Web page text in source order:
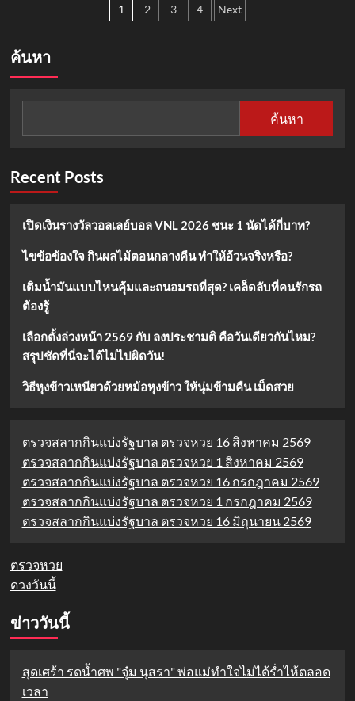
วิธี
ที่
ถูก
นี่
Posts
1 2 3 4 Next
ค้นหา
ค้นหา
Recent Posts
เปิดเงินรางวัลวอลเลย์บอล VNL 2026 ชนะ 1 นัดได้กี่บาท?
ไขข้อข้องใจ กินผลไม้ตอนกลางคืน ทำให้อ้วนจริงหรือ?
เติมน้ำมันแบบไหนคุ้มและถนอมรถที่สุด? เคล็ดลับที่คนรักรถ
ต้องรู้
เลือกตั้งล่วงหน้า 2569 กับ ลงประชามติ คือวันเดียวกันไหม?
สรุปชัดที่นี่จะได้ไม่ไปผิดวัน!
วิธีหุงข้าวเหนียวด้วยหม้อหุงข้าว ให้นุ่มข้ามคืน เม็ดสวย
ตรวจสลากกินแบ่งรัฐบาล ตรวจหวย 16 สิงหาคม 2569
ตรวจสลากกินแบ่งรัฐบาล ตรวจหวย 1 สิงหาคม 2569
ตรวจสลากกินแบ่งรัฐบาล ตรวจหวย 16 กรกฎาคม 2569
ตรวจสลากกินแบ่งรัฐบาล ตรวจหวย 1 กรกฎาคม 2569
ตรวจสลากกินแบ่งรัฐบาล ตรวจหวย 16 มิถุนายน 2569
ตรวจหวย
ดวงวันนี้
ข่าววันนี้
สุดเศร้า รดน้ำศพ "จุ๋ม นุสรา" พ่อแม่ทำใจไม่ได้ร่ำไห้ตลอด
เวลา